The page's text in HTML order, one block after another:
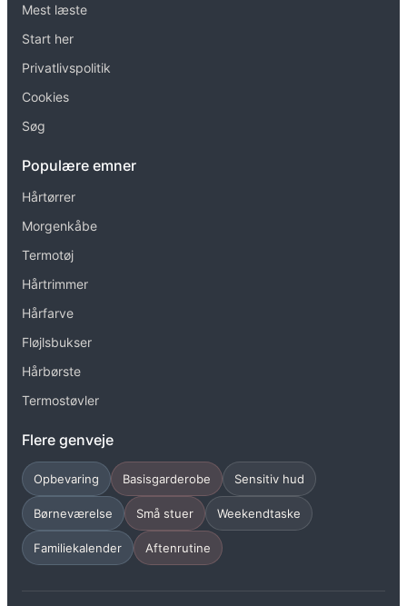
Mest læste
Start her
Privatlivspolitik
Cookies
Søg
Populære emner
Hårtørrer
Morgenkåbe
Termotøj
Hårtrimmer
Hårfarve
Fløjlsbukser
Hårbørste
Termostøvler
Flere genveje
Opbevaring Basisgarderobe Sensitiv hud
Børneværelse Små stuer Weekendtaske
Familiekalender Aftenrutine